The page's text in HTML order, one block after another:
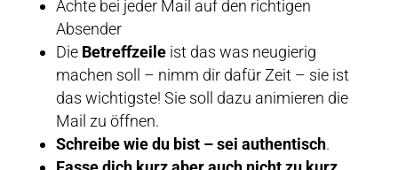
Achte bei jeder Mail auf den richtigen
Absender
Die Betreffzeileist das was neugierig
machen soll – nimm dir dafür Zeit – sie ist
das wichtigste! Sie soll dazu animieren die
Mail zu öffnen.
Schreibe wie du bist – sei authentisch.